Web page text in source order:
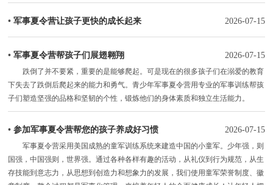
•军事夏令营让孩子更快的成长起来 2026-07-15
•军事夏令营帮孩子们展翅翱翔 2026-07-15
跌倒了并不要紧，重要的是能够爬起。可是现在的很多孩子们在溺爱的教育
下失去了跌倒后爬起来的能力和勇气。青少年军事夏令营用专业的军事训练帮孩
子们塑造坚强的品格和坚韧的个性，锻炼他们的身体素质和独立生活能力。
•参加军事夏令营帮您的孩子养成好习惯 2026-07-15
军事夏令营采用美国成熟的童军训练系统来建造中国的小童军。少年强，则
国强，中国强则，世界强。通过各种各样有趣的活动，从礼仪到行为规范，从生
存技能到意志力，从思想到创造力和想象力的发展，我们使用童军荣誉制度、徽